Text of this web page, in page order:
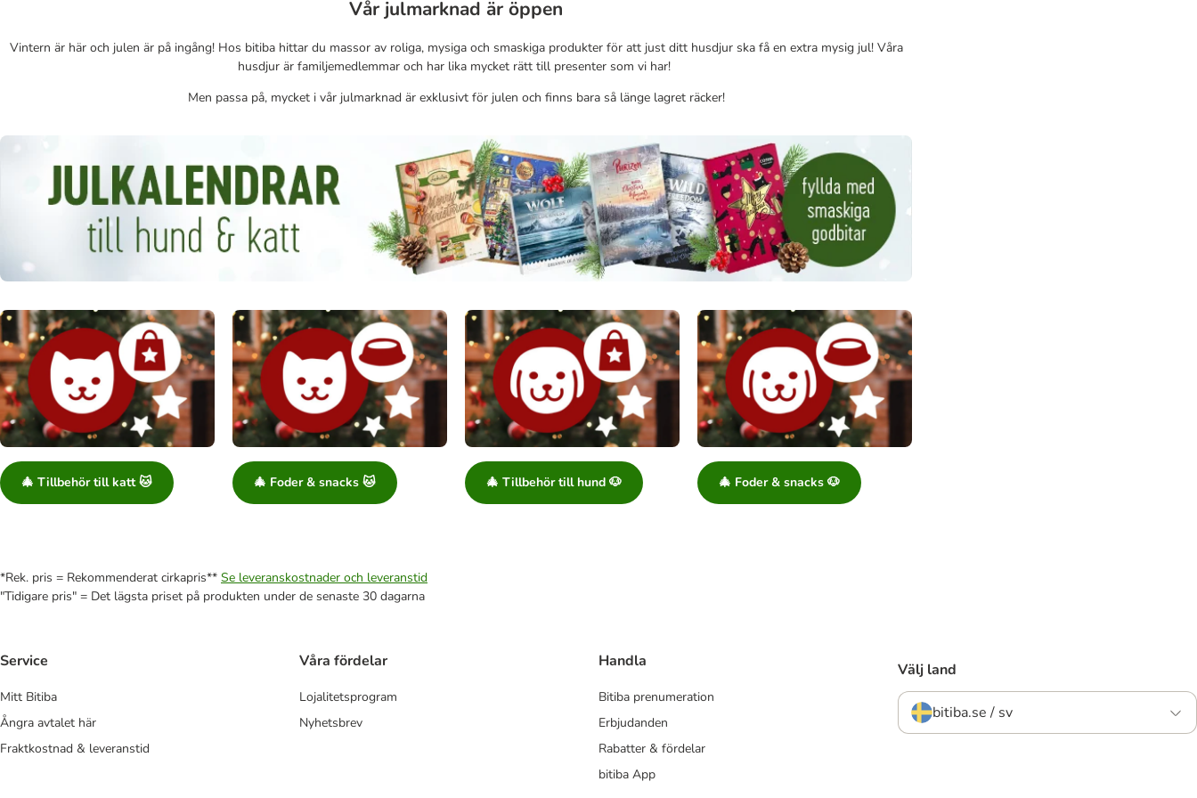
Vår julmarknad är öppen
Vintern är här och julen är på ingång! Hos bitiba hittar du massor av roliga, mysiga och smaskiga produkter för att just ditt husdjur ska få en extra mysig jul! Våra
husdjur är familjemedlemmar och har lika mycket rätt till presenter som vi har!
Men passa på, mycket i vår julmarknad är exklusivt för julen och finns bara så länge lagret räcker!
🎄 Tillbehör till katt 🐱 🎄 Foder & snacks 🐱 🎄 Tillbehör till hund 🐶 🎄 Foder & snacks 🐶
*Rek. pris = Rekommenderat cirkapris** Se leveranskostnader och leveranstid
"Tidigare pris" = Det lägsta priset på produkten under de senaste 30 dagarna
Service
Mitt Bitiba
Ångra avtalet här
Fraktkostnad & leveranstid
Våra fördelar
Lojalitetsprogram
Nyhetsbrev
Handla
Bitiba prenumeration
Erbjudanden
Rabatter & fördelar
bitiba App
Välj land
bitiba.se / sv